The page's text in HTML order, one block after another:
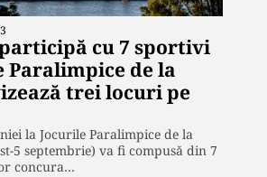
cu 7 sportivi
Paralimpice de la
trei locuri pe
la Jocurile Paralimpice de la
5 septembrie) va fi compusă din 7
concura…